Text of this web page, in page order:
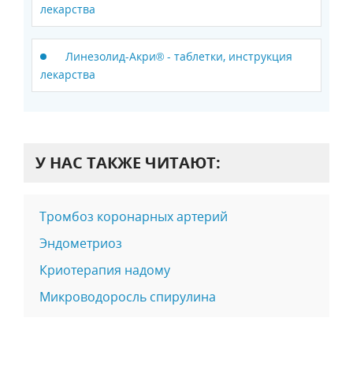
лекарства
Линезолид-Акри® - таблетки, инструкция
лекарства
У НАС ТАКЖЕ ЧИТАЮТ:
Тромбоз коронарных артерий
Эндометриоз
Криотерапия надому
Микроводоросль спирулина